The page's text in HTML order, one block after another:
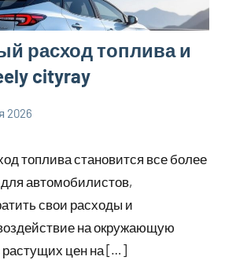
расход топлива и
cityray
2026
топлива становится все более
автомобилистов,
свои расходы и
на окружающую
цен на […]